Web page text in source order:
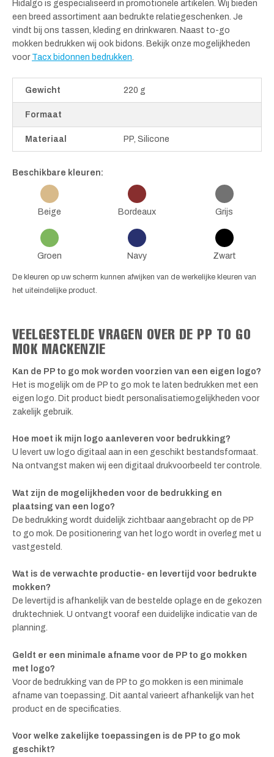
Hidalgo is gespecialiseerd in promotionele artikelen. Wij bieden
een breed assortiment aan bedrukte relatiegeschenken. Je
vindt bij ons tassen, kleding en drinkwaren. Naast to-go
mokken bedrukken wij ook bidons. Bekijk onze mogelijkheden
voor Tacx bidonnen bedrukken
Gewicht 220 g
Formaat
Materiaal PP, Silicone
Beschikbare kleuren:
Beige Bordeaux Grijs
Groen Navy Zwart
De kleuren op uw scherm kunnen afwijken van de werkelijke kleuren van
het uiteindelijke product.
VEELGESTELDE VRAGEN OVER DE PP TO GO
MOK MACKENZIE
Kan de PP to go mok worden voorzien van een eigen logo?
Het is mogelijk om de PP to go mok te laten bedrukken met een
eigen logo. Dit product biedt personalisatiemogelijkheden voor
zakelijk gebruik.
Hoe moet ik mijn logo aanleveren voor bedrukking?
U levert uw logo digitaal aan in een geschikt bestandsformaat.
Na ontvangst maken wij een digitaal drukvoorbeeld ter controle.
Wat zijn de mogelijkheden voor de bedrukking en
plaatsing van een logo?
De bedrukking wordt duidelijk zichtbaar aangebracht op de PP
to go mok. De positionering van het logo wordt in overleg met u
vastgesteld.
Wat is de verwachte productie- en levertijd voor bedrukte
mokken?
De levertijd is afhankelijk van de bestelde oplage en de gekozen
druktechniek. U ontvangt vooraf een duidelijke indicatie van de
planning.
Geldt er een minimale afname voor de PP to go mokken
met logo?
Voor de bedrukking van de PP to go mokken is een minimale
afname van toepassing. Dit aantal varieert afhankelijk van het
product en de specificaties.
Voor welke zakelijke toepassingen is de PP to go mok
geschikt?